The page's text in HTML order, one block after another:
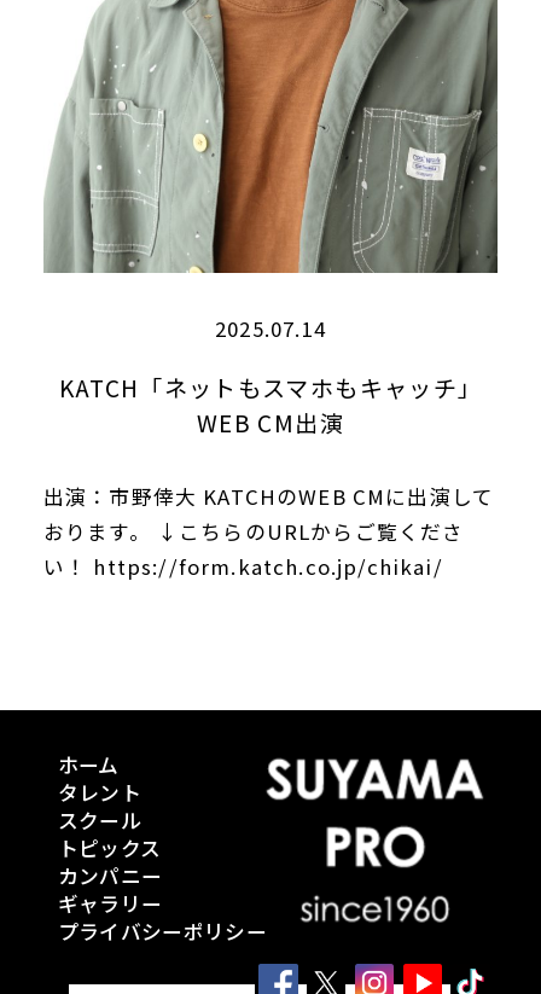
2025.07.14
KATCH「ネットもスマホもキャッチ」
WEB CM出演
出演：市野倖大 KATCHのWEB CMに出演して
おります。 ↓こちらのURLからご覧くださ
い！ https://form.katch.co.jp/chikai/
ホーム
タレント
スクール
トピックス
カンパニー
ギャラリー
プライバシーポリシー